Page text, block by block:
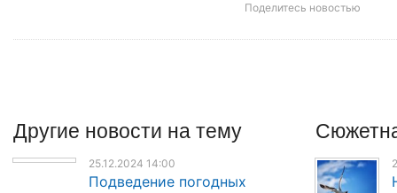
Поделитесь новостью
Другие новости на тему
25.12.2024 14:00
Подведение погодных